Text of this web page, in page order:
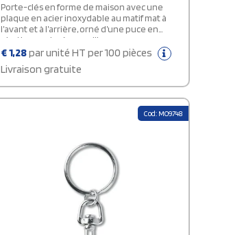
Porte-clés en forme de maison avec une
plaque en acier inoxydable au matif mat à
l’avant et à l’arrière, orné d’une puce en
plastique colorée au milieu.
€1,28par unité HT per 100 pièces
Livraison gratuite
Cod: MO9748